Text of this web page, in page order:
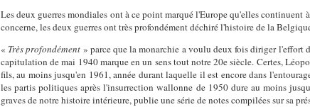
Les deux guerres mondiales ont à ce point marqué l'Europe qu'elles
concerne, les deux guerres ont très profondément déchiré l'histoire de la
« Très profondément » parce que la monarchie a voulu deux fois diriger l'effort
capitulation de mai 1940 marque en un sens tout notre 20e siècle. Certes,
fils, au moins jusqu'en 1961, année durant laquelle il est encore dans
les partis politiques après l'insurrection wallonne de 1950 dure au moins
graves de notre histoire intérieure, publie une série de notes compilées sur sa